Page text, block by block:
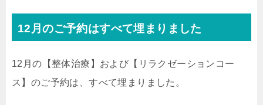
12月のご予約はすべて埋まりました
12月の【整体治療】および【リラクゼーションコー
ス】のご予約は、すべて埋まりました。